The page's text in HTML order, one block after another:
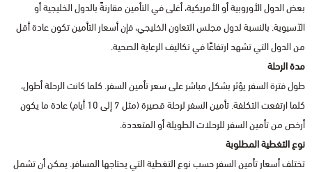
بعض الدول الأوروبية أو الأمريكية، أغلى في التأمين مقارنةً بالدول الخليجية أو
الآسيوية. بالنسبة لدول مجلس التعاون الخليجي، فإن أسعار التأمين تكون عادة أقل
من الدول التي تشهد ارتفاعًا في تكاليف الرعاية الصحية.
مدة الرحلة
طول فترة السفر يؤثر بشكل مباشر على سعر تأمين السفر. كلما كانت الرحلة أطول،
كلما ارتفعت التكلفة. تأمين السفر لرحلة قصيرة (مثل 7 إلى 10 أيام) عادة ما يكون
أرخص من تأمين السفر للرحلات الطويلة أو المتعددة.
نوع التغطية المطلوبة
تختلف أسعار تأمين السفر حسب نوع التغطية التي يحتاجها المسافر. يمكن أن تشمل